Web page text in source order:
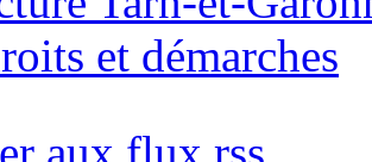
et démarches